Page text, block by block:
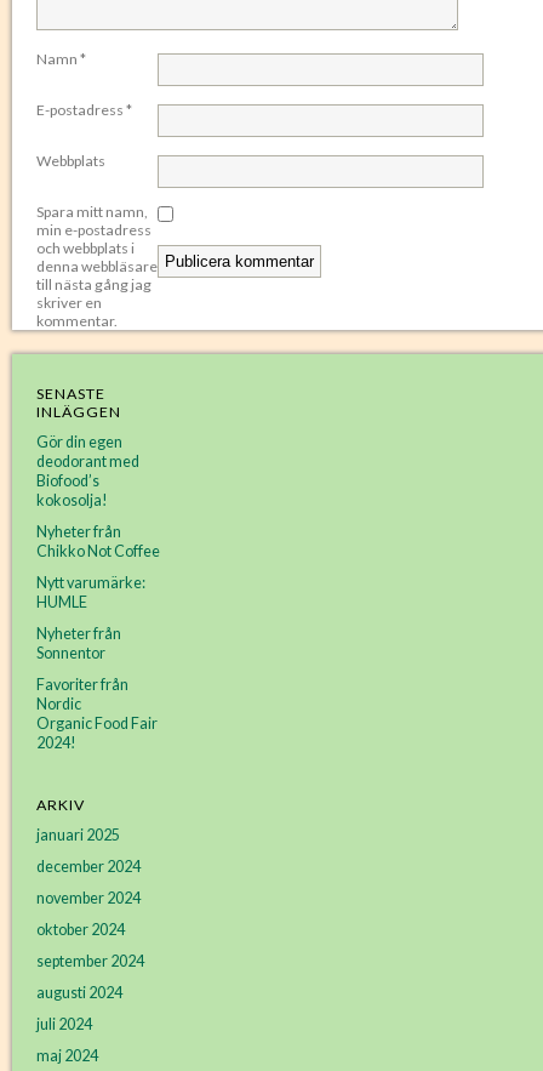
Namn *
E-postadress *
Webbplats
Spara mitt namn,
min e-postadress
och webbplats i
denna webbläsare
till nästa gång jag
skriver en
kommentar.
SENASTE
INLÄGGEN
Gör din egen
deodorant med
Biofood’s
kokosolja!
Nyheter från
Chikko Not Coffee
Nytt varumärke:
HUMLE
Nyheter från
Sonnentor
Favoriter från
Nordic
Organic Food Fair
2024!
ARKIV
januari 2025
december 2024
november 2024
oktober 2024
september 2024
augusti 2024
juli 2024
maj 2024